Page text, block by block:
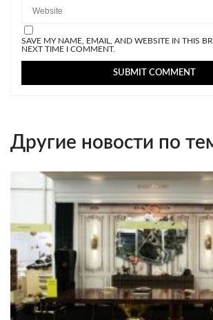
SAVE MY NAME, EMAIL, AND WEBSITE IN THIS
NEXT TIME I COMMENT.
Другие новости по